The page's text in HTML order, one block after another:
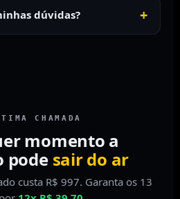
dúvidas?
CHAMADA
momento a
pode sair do ar
custa R$ 997. Garanta os 13